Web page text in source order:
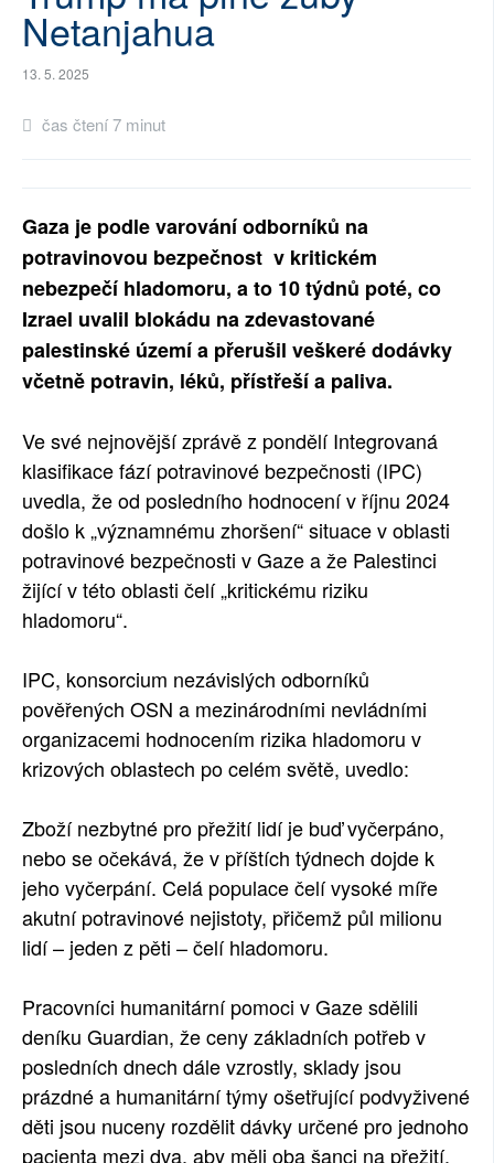
SOCIÁLNÍ SÍTĚ
RUBRIKY
PLNÁ VERZE STRÁNEK
Netanjahua
13. 5. 2025
čas čtení 7 minut
Gaza je podle varování odborníků na
potravinovou bezpečnost v kritickém
nebezpečí hladomoru, a to 10 týdnů poté, co
Izrael uvalil blokádu na zdevastované
palestinské území a přerušil veškeré dodávky
včetně potravin, léků, přístřeší a paliva.
Ve své nejnovější zprávě z pondělí Integrovaná
klasifikace fází potravinové bezpečnosti (IPC)
uvedla, že od posledního hodnocení v říjnu 2024
došlo k „významnému zhoršení“ situace v oblasti
potravinové bezpečnosti v Gaze a že Palestinci
žijící v této oblasti čelí „kritickému riziku
hladomoru“.
IPC, konsorcium nezávislých odborníků
pověřených OSN a mezinárodními nevládními
organizacemi hodnocením rizika hladomoru v
krizových oblastech po celém světě, uvedlo:
Zboží nezbytné pro přežití lidí je buď vyčerpáno,
nebo se očekává, že v příštích týdnech dojde k
jeho vyčerpání. Celá populace čelí vysoké míře
akutní potravinové nejistoty, přičemž půl milionu
lidí – jeden z pěti – čelí hladomoru.
Pracovníci humanitární pomoci v Gaze sdělili
deníku Guardian, že ceny základních potřeb v
posledních dnech dále vzrostly, sklady jsou
prázdné a humanitární týmy ošetřující podvyživené
děti jsou nuceny rozdělit dávky určené pro jednoho
pacienta mezi dva, aby měli oba šanci na přežití.